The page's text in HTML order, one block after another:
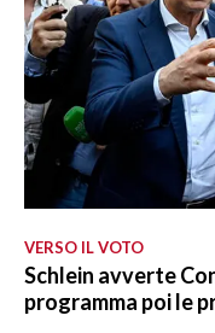
VERSO IL VOTO
Schlein avverte
programma poi le